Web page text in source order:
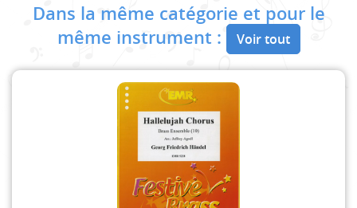
Dans la même catégorie et pour le
même instrument :
Voir tout